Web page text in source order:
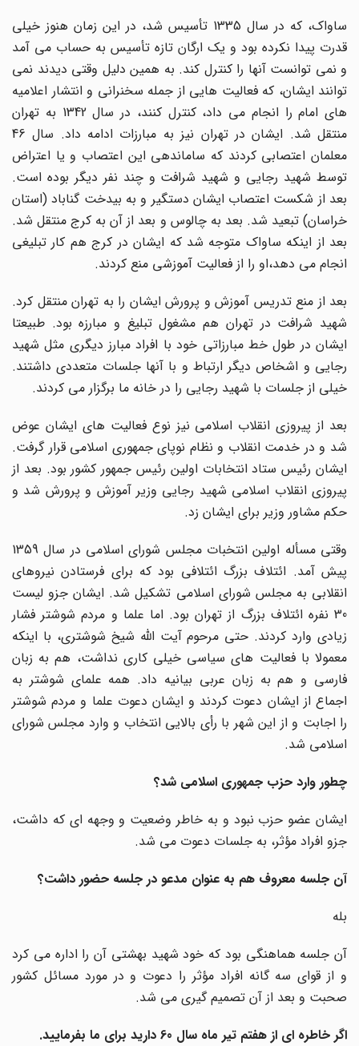
ساواک، که در سال 1335 تأسیس شد، در این زمان هنوز خیلی
قدرت پیدا نکرده بود و یک ارگان تازه تأسیس به حساب می آمد
و نمی توانست آنها را کنترل کند. به همین دلیل وقتی دیدند نمی
توانند ایشان، که فعالیت هایی از جمله سخنرانی و انتشار اعلامیه
های امام را انجام می داد، کنترل کنند، در سال 1342 به تهران
منتقل شد. ایشان در تهران نیز به مبارزات ادامه داد. سال 46
معلمان اعتصابی کردند که ساماندهی این اعتصاب و یا اعتراض
توسط شهید رجایی و شهید شرافت و چند نفر دیگر بوده است.
بعد از شکست اعتصاب ایشان دستگیر و به بیدخت گناباد (استان
خراسان) تبعید شد. بعد به چالوس و بعد از آن به کرج منتقل شد.
بعد از اینکه ساواک متوجه شد که ایشان در کرج هم کار تبلیغی
انجام می دهد،او را از فعالیت آموزشی منع کردند.
بعد از منع تدریس آموزش و پرورش ایشان را به تهران منتقل کرد.
شهید شرافت در تهران هم مشغول تبلیغ و مبارزه بود. طبیعتا
ایشان در طول خط مبارزاتی خود با افراد مبارز دیگری مثل شهید
رجایی و اشخاص دیگر ارتباط و با آنها جلسات متعددی داشتند.
خیلی از جلسات با شهید رجایی را در خانه ما برگزار می کردند.
بعد از پیروزی انقلاب اسلامی نیز نوع فعالیت های ایشان عوض
شد و در خدمت انقلاب و نظام نوپای جمهوری اسلامی قرار گرفت.
ایشان رئیس ستاد انتخابات اولین رئیس جمهور کشور بود. بعد از
پیروزی انقلاب اسلامی شهید رجایی وزیر آموزش و پرورش شد و
حکم مشاور وزیر برای ایشان زد.
وقتی مسأله اولین انتخبات مجلس شورای اسلامی در سال 1359
پیش آمد. ائتلاف بزرگ ائتلافی بود که برای فرستادن نیروهای
انقلابی به مجلس شورای اسلامی تشکیل شد. ایشان جزو لیست
30 نفره ائتلاف بزرگ از تهران بود. اما علما و مردم شوشتر فشار
زیادی وارد کردند. حتی مرحوم آیت الله شیخ شوشتری، با اینکه
معمولا با فعالیت های سیاسی خیلی کاری نداشت، هم به زبان
فارسی و هم به زبان عربی بیانیه داد. همه علمای شوشتر به
اجماع از ایشان دعوت کردند و ایشان دعوت علما و مردم شوشتر
را اجابت و از این شهر با رأی بالایی انتخاب و وارد مجلس شورای
اسلامی شد.
چطور وارد حزب جمهوری اسلامی شد؟
ایشان عضو حزب نبود و به خاطر وضعیت و وجهه ای که داشت،
جزو افراد مؤثر، به جلسات دعوت می شد.
آن جلسه معروف هم به عنوان مدعو در جلسه حضور داشت؟
بله
آن جلسه هماهنگی بود که خود شهید بهشتی آن را اداره می کرد
و از قوای سه گانه افراد مؤثر را دعوت و در مورد مسائل کشور
صحبت و بعد از آن تصمیم گیری می شد.
اگر خاطره ای از هفتم تیر ماه سال 60 دارید برای ما بفرمایید
.